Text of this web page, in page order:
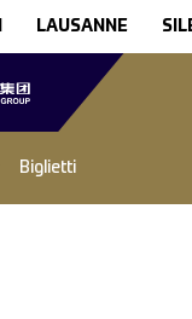
LAUSANNE
Biglietti